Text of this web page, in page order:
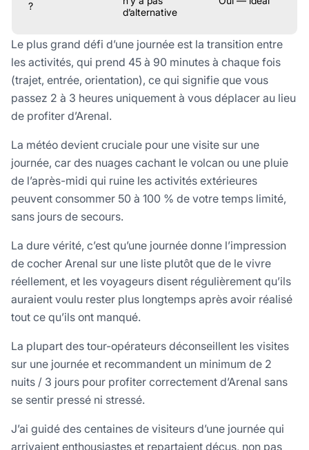
?
d’alternative
Le plus grand défi d’une journée est la transition entre
les activités, qui prend 45 à 90 minutes à chaque fois
(trajet, entrée, orientation), ce qui signifie que vous
passez 2 à 3 heures uniquement à vous déplacer au lieu
de profiter d’Arenal.
La météo devient cruciale pour une visite sur une
journée, car des nuages cachant le volcan ou une pluie
de l’après-midi qui ruine les activités extérieures
peuvent consommer 50 à 100 % de votre temps limité,
sans jours de secours.
La dure vérité, c’est qu’une journée donne l’impression
de cocher Arenal sur une liste plutôt que de le vivre
réellement, et les voyageurs disent régulièrement qu’ils
auraient voulu rester plus longtemps après avoir réalisé
tout ce qu’ils ont manqué.
La plupart des tour-opérateurs déconseillent les visites
sur une journée et recommandent un minimum de 2
nuits / 3 jours pour profiter correctement d’Arenal sans
se sentir pressé ni stressé.
J’ai guidé des centaines de visiteurs d’une journée qui
arrivaient enthousiastes et repartaient déçus, non pas